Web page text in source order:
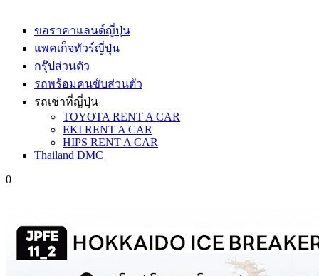
ขอราคาแลนด์ญี่ปุ่น
แพคเก็จทัวร์ญี่ปุ่น
กรุ๊ปส่วนตัว
รถพร้อมคนขับส่วนตัว
รถเช่าที่ญี่ปุ่น
TOYOTA RENT A CAR
EKI RENT A CAR
HIPS RENT A CAR
Thailand DMC
0